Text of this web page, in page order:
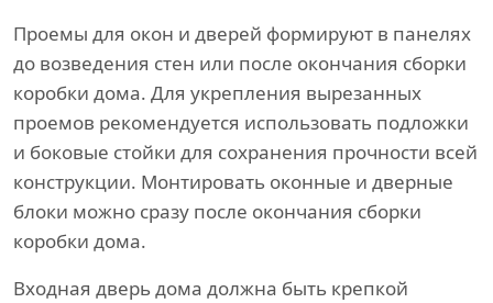
Проемы для окон и дверей формируют в панелях
до возведения стен или после окончания сборки
коробки дома. Для укрепления вырезанных
проемов рекомендуется использовать подложки
и боковые стойки для сохранения прочности всей
конструкции. Монтировать оконные и дверные
блоки можно сразу после окончания сборки
коробки дома.
Входная дверь дома должна быть крепкой